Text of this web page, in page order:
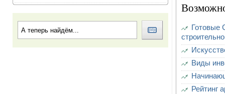
Готовые
Виды
Рейтинг